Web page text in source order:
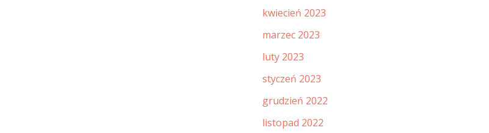
kwiecień 2023
marzec 2023
luty 2023
styczeń 2023
grudzień 2022
listopad 2022